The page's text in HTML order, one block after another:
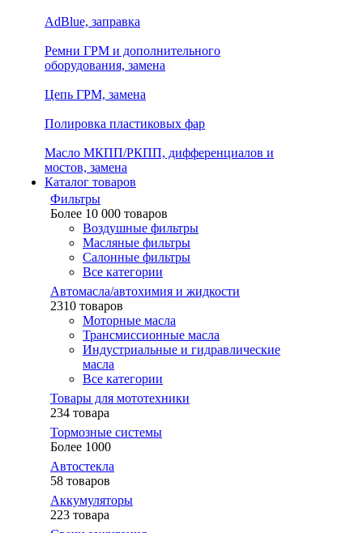
AdBlue, заправка
Ремни ГРМ и дополнительного
оборудования, замена
Цепь ГРМ, замена
Полировка пластиковых фар
Масло МКПП/РКПП, дифференциалов и
мостов, замена
Каталог товаров
Фильтры
Более 10 000 товаров
Воздушные фильтры
Масляные фильтры
Салонные фильтры
Все категории
Автомасла/автохимия и жидкости
2310 товаров
Моторные масла
Трансмиссионные масла
Индустриальные и гидравлические
масла
Все категории
Товары для мототехники
234 товара
Тормозные системы
Более 1000
Автостекла
58 товаров
Аккумуляторы
223 товара